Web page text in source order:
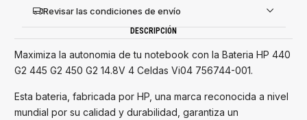
Revisar las condiciones de envío
DESCRIPCIÓN
Maximiza la autonomia de tu notebook con la Bateria HP 440
G2 445 G2 450 G2 14.8V 4 Celdas Vi04 756744-001.
Esta bateria, fabricada por HP, una marca reconocida a nivel
mundial por su calidad y durabilidad, garantiza un